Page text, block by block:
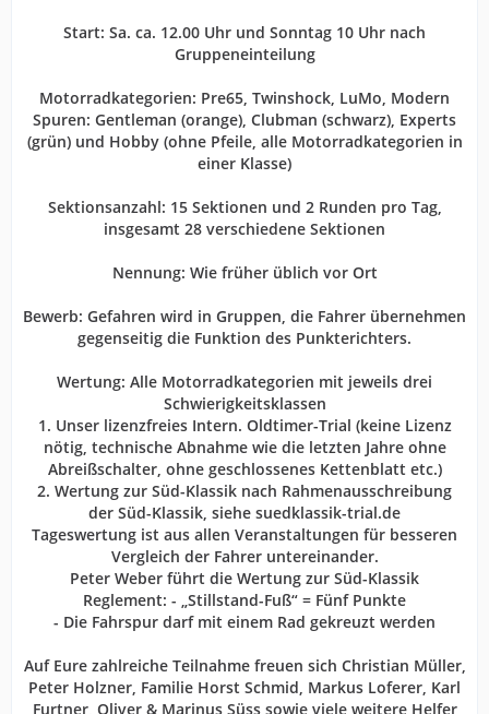
Start: Sa. ca. 12.00 Uhr und Sonntag 10 Uhr nach
Gruppeneinteilung
Motorradkategorien: Pre65, Twinshock, LuMo, Modern
Spuren: Gentleman (orange), Clubman (schwarz), Experts
(grün) und Hobby (ohne Pfeile, alle Motorradkategorien in
einer Klasse)
Sektionsanzahl: 15 Sektionen und 2 Runden pro Tag,
insgesamt 28 verschiedene Sektionen
Nennung: Wie früher üblich vor Ort
Bewerb: Gefahren wird in Gruppen, die Fahrer übernehmen
gegenseitig die Funktion des Punkterichters.
Wertung: Alle Motorradkategorien mit jeweils drei
Schwierigkeitsklassen
1. Unser lizenzfreies Intern. Oldtimer-Trial (keine Lizenz
nötig, technische Abnahme wie die letzten Jahre ohne
Abreißschalter, ohne geschlossenes Kettenblatt etc.)
2. Wertung zur Süd-Klassik nach Rahmenausschreibung
der Süd-Klassik, siehe suedklassik-trial.de
Tageswertung ist aus allen Veranstaltungen für besseren
Vergleich der Fahrer untereinander.
Peter Weber führt die Wertung zur Süd-Klassik
Reglement: - „Stillstand-Fuß“ = Fünf Punkte
- Die Fahrspur darf mit einem Rad gekreuzt werden
Auf Eure zahlreiche Teilnahme freuen sich Christian Müller,
Peter Holzner, Familie Horst Schmid, Markus Loferer, Karl
Furtner, Oliver & Marinus Süss sowie viele weitere Helfer